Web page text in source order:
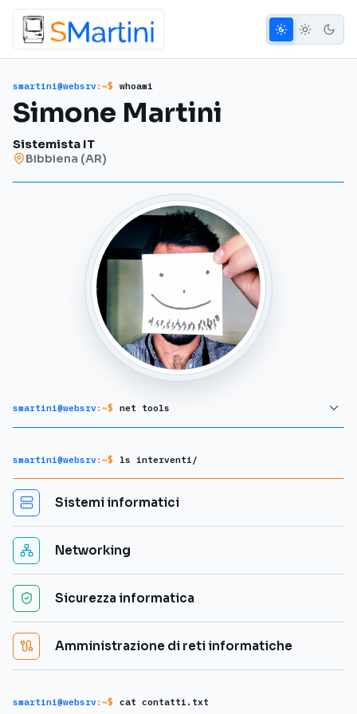
smartini@websrv:~$ whoami
Simone Martini
Sistemista IT
Bibbiena (AR)
smartini@websrv:~$ net tools
smartini@websrv:~$ ls interventi/
Sistemi informatici
Networking
Sicurezza informatica
Amministrazione di reti informatiche
smartini@websrv:~$ cat contatti.txt